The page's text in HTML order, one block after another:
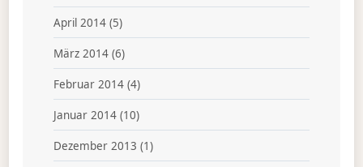
April 2014(5)
März 2014(6)
Februar 2014(4)
Januar 2014(10)
Dezember 2013 (1)